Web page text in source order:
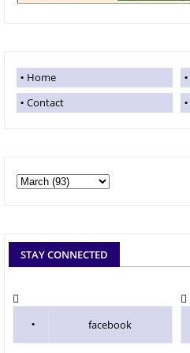
Home
Contact
STAY CONNECTED
facebook